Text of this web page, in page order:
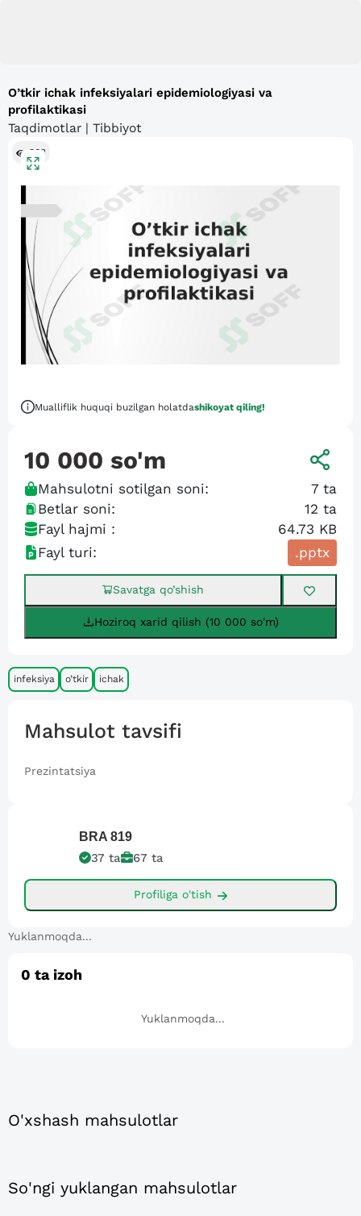
O’tkir ichak infeksiyalari epidemiologiyasi va
profilaktikasi
Taqdimotlar | Tibbiyot
903
Mualliflik huquqi buzilgan holatdashikoyat qiling!
10 000 so'm
Mahsulotni sotilgan soni: 7 ta
Betlar soni:
12 ta
Fayl hajmi :
64.73 KB
Fayl turi:
.pptx
Savatga qo’shish
Hoziroq xarid qilish (10 000 so'm)
infeksiya o’tkir ichak
Mahsulot tavsifi
Prezintatsiya
BRA 819
37 ta 67 ta
Profiliga o'tish
Yuklanmoqda...
0 ta izoh
Yuklanmoqda...
O'xshash mahsulotlar
So'ngi yuklangan mahsulotlar